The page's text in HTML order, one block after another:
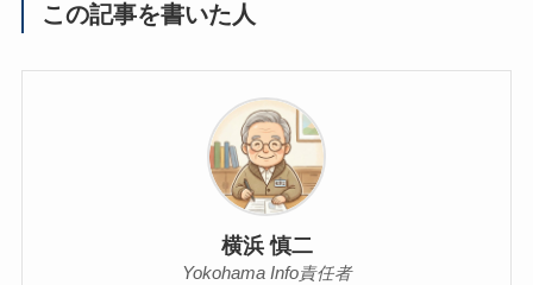
この記事を書いた人
横浜 慎二
Yokohama Info責任者